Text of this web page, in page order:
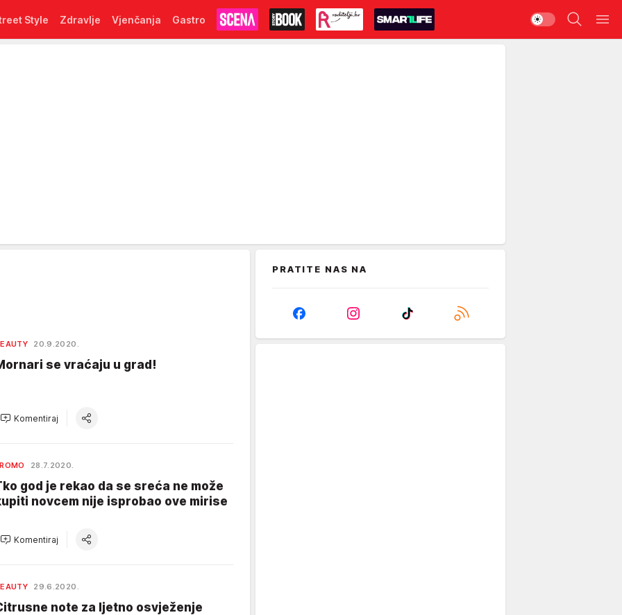
Style Zdravlje Vjenčanja Gastro
20.9.2020.
se vraćaju u grad!
Komentiraj
28.7.2020.
god je rekao da se sreća ne može
novcem nije isprobao ove mirise
Komentiraj
29.6.2020.
note za ljetno osvježenje
PRATITE NAS NA